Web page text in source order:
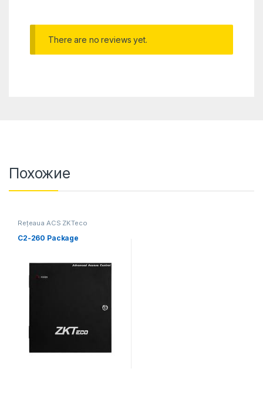
There are no reviews yet.
Похожие
Rețeaua ACS ZKTeco
C2-260 Package